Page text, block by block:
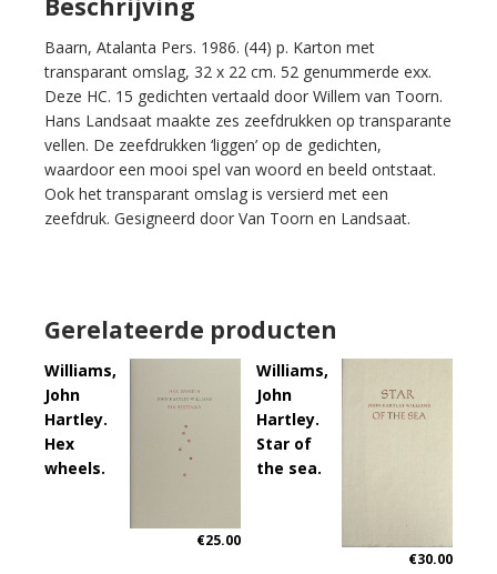
hoe
zij
zich
gedragen.
aantal
Beschrijving
Baarn, Atalanta Pers. 1986. (44) p. Karton met
transparant omslag, 32 x 22 cm. 52 genummerde exx.
Deze HC. 15 gedichten vertaald door Willem van Toorn.
Hans Landsaat maakte zes zeefdrukken op transparante
vellen. De zeefdrukken ‘liggen’ op de gedichten,
waardoor een mooi spel van woord en beeld ontstaat.
Ook het transparant omslag is versierd met een
zeefdruk. Gesigneerd door Van Toorn en Landsaat.
Gerelateerde producten
Williams,
John
Hartley.
Hex
wheels.
€25.00
Williams,
John
Hartley.
Star of
the sea.
€30.00